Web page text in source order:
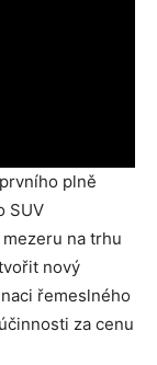
plně
SUV
na trhu
nový
řemeslného
za cenu